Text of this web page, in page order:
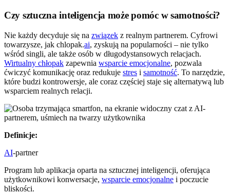
Czy sztuczna inteligencja może pomóc w samotności?
Nie każdy decyduje się na związek z realnym partnerem. Cyfrowi
towarzysze, jak chlopak.ai, zyskują na popularności – nie tylko
wśród singli, ale także osób w długodystansowych relacjach.
Wirtualny chłopak zapewnia wsparcie emocjonalne, pozwala
ćwiczyć komunikację oraz redukuje stres i samotność. To narzędzie,
które budzi kontrowersje, ale coraz częściej staje się alternatywą lub
wsparciem realnych relacji.
Definicje:
AI-partner
Program lub aplikacja oparta na sztucznej inteligencji, oferująca
użytkownikowi konwersacje, wsparcie emocjonalne i poczucie
bliskości.